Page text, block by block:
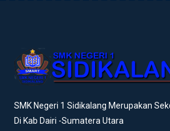
SMK Negeri 1 Sidikalang Merupakan
Di Kab Dairi -Sumatera Utara